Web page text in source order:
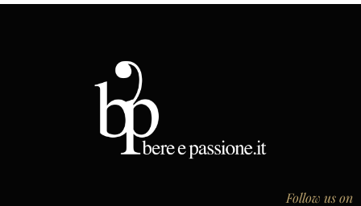
Follow us on